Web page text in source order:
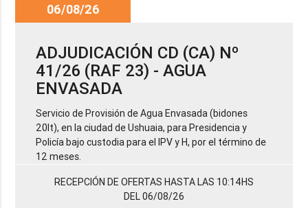
06/08/26
ADJUDICACIÓN CD (CA) Nº
41/26 (RAF 23) - AGUA
ENVASADA
Servicio de Provisión de Agua Envasada (bidones
20lt), en la ciudad de Ushuaia, para Presidencia y
Policía bajo custodia para el IPV y H, por el término de
12 meses.
RECEPCIÓN DE OFERTAS HASTA LAS 10:14HS
DEL 06/08/26